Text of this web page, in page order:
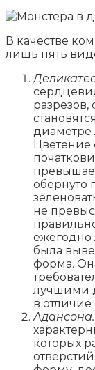
В качестве
лишь пять
диаметре
Цветение
обернуто
не
ежегодно
была
форма.
лучшими
в
Адансона.
которых